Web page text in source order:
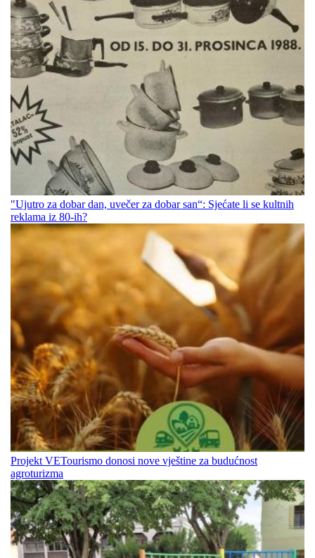
"Ujutro za dobar dan, uvečer za dobar san“: Sjećate li se kultnih
reklama iz 80-ih?
Projekt VETourismo donosi nove vještine za budućnost
agroturizma